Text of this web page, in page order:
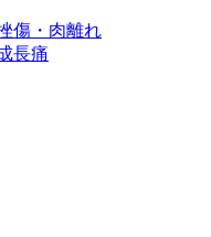
傷・肉離れ
長痛